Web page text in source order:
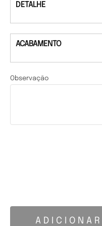
DETALHE
ACABAMENTO
Observação